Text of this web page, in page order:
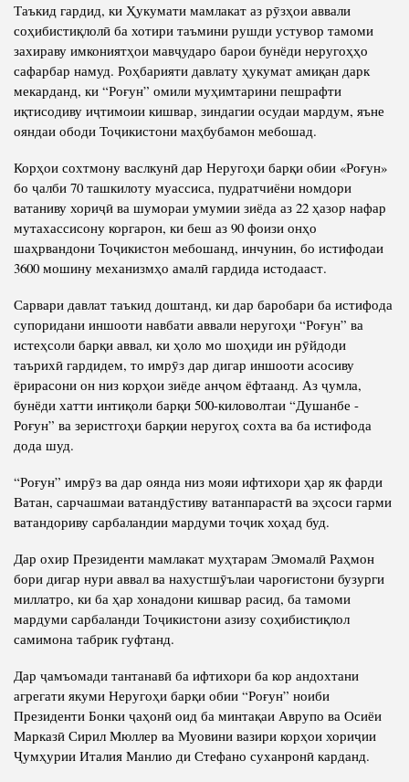
Таъкид гардид, ки Ҳукумати мамлакат аз рӯзҳои аввали
соҳибистиқлолӣ ба хотири таъмини рушди устувор тамоми
захираву имкониятҳои мавҷударо барои бунёди неругоҳҳо
сафарбар намуд. Роҳбарияти давлату ҳукумат амиқан дарк
мекарданд, ки “Роғун” омили муҳимтарини пешрафти
иқтисодиву иҷтимоии кишвар, зиндагии осудаи мардум, яъне
ояндаи ободи Тоҷикистони маҳбубамон мебошад.
Корҳои сохтмону васлкунӣ дар Неругоҳи барқи обии «Роғун»
бо ҷалби 70 ташкилоту муассиса, пудратчиёни номдори
ватаниву хориҷӣ ва шумораи умумии зиёда аз 22 ҳазор нафар
мутахассисону коргарон, ки беш аз 90 фоизи онҳо
шаҳрвандони Тоҷикистон мебошанд, инчунин, бо истифодаи
3600 мошину механизмҳо амалӣ гардида истодааст.
Сарвари давлат таъкид доштанд, ки дар баробари ба истифода
супоридани иншооти навбати аввали неругоҳи “Роғун” ва
истеҳсоли барқи аввал, ки ҳоло мо шоҳиди ин рӯйдоди
таърихӣ гардидем, то имрӯз дар дигар иншооти асосиву
ёрирасони он низ корҳои зиёде анҷом ёфтаанд. Аз ҷумла,
бунёди хатти интиқоли барқи 500-киловолтаи “Душанбе -
Роғун” ва зеристгоҳи барқии неругоҳ сохта ва ба истифода
дода шуд.
“Роғун” имрӯз ва дар оянда низ мояи ифтихори ҳар як фарди
Ватан, сарчашмаи ватандӯстиву ватанпарастӣ ва эҳсоси гарми
ватандориву сарбаландии мардуми тоҷик хоҳад буд.
Дар охир Президенти мамлакат муҳтарам Эмомалӣ Раҳмон
бори дигар нури аввал ва нахустшӯълаи чароғистони бузурги
миллатро, ки ба ҳар хонадони кишвар расид, ба тамоми
мардуми сарбаланди Тоҷикистони азизу соҳибистиқлол
самимона табрик гуфтанд.
Дар ҷамъомади тантанавӣ ба ифтихори ба кор андохтани
агрегати якуми Неругоҳи барқи обии “Роғун” ноиби
Президенти Бонки ҷаҳонӣ оид ба минтақаи Аврупо ва Осиёи
Марказӣ Сирил Мюллер ва Муовини вазири корҳои хориҷии
Ҷумҳурии Италия Манлио ди Стефано суханронӣ карданд.